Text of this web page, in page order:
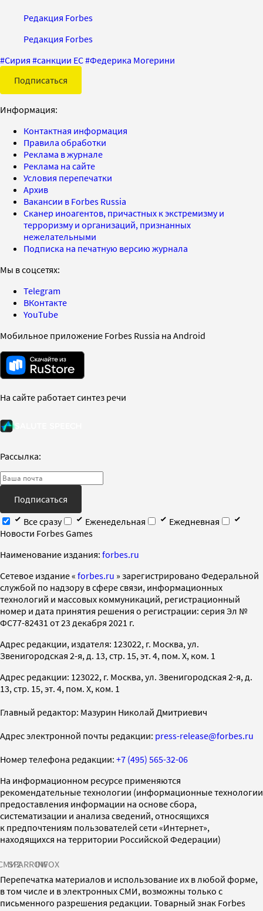
Редакция Forbes
Редакция Forbes
#Сирия #санкции ЕС#Федерика Могерини
Подписаться
Информация:
Контактная информация
Правила обработки
Реклама в журнале
Реклама на сайте
Условия перепечатки
Архив
Вакансии в Forbes Russia
Сканер иноагентов, причастных к экстремизму и
терроризму и организаций, признанных
нежелательными
Подписка на печатную версию журнала
Мы в соцсетях:
Telegram
ВКонтакте
YouTube
Мобильное приложение Forbes Russia на Android
На сайте работает синтез речи
Рассылка:
Подписаться
Все сразу
Еженедельная
Ежедневная
Новости Forbes Games
Наименование издания: forbes.ru
Cетевое издание « forbes.ru » зарегистрировано Федеральной
службой по надзору в сфере связи, информационных
технологий и массовых коммуникаций, регистрационный
номер и дата принятия решения о регистрации: серия Эл №
ФС77-82431 от 23 декабря 2021 г.
Адрес редакции, издателя: 123022, г. Москва, ул.
Звенигородская 2-я, д. 13, стр. 15, эт. 4, пом. X, ком. 1
Адрес редакции: 123022, г. Москва, ул. Звенигородская 2-я, д.
13, стр. 15, эт. 4, пом. X, ком. 1
Главный редактор: Мазурин Николай Дмитриевич
Адрес электронной почты редакции: press-release@forbes.ru
Номер телефона редакции: +7 (495) 565-32-06
На информационном ресурсе применяются
рекомендательные технологии (информационные технологии
предоставления информации на основе сбора,
систематизации и анализа сведений, относящихся
к предпочтениям пользователей сети «Интернет»,
находящихся на территории Российской Федерации)
SPARROWINFOX
Перепечатка материалов и использование их в любой форме,
в том числе и в электронных СМИ, возможны только с
письменного разрешения редакции. Товарный знак Forbes